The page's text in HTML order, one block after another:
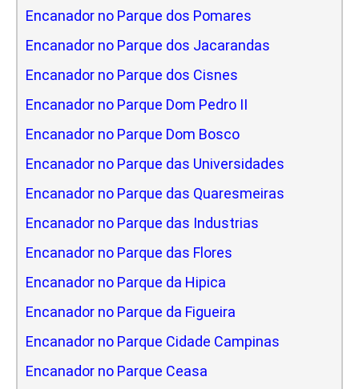
Encanador no Parque dos Pomares
Encanador no Parque dos Jacarandas
Encanador no Parque dos Cisnes
Encanador no Parque Dom Pedro II
Encanador no Parque Dom Bosco
Encanador no Parque das Universidades
Encanador no Parque das Quaresmeiras
Encanador no Parque das Industrias
Encanador no Parque das Flores
Encanador no Parque da Hipica
Encanador no Parque da Figueira
Encanador no Parque Cidade Campinas
Encanador no Parque Ceasa